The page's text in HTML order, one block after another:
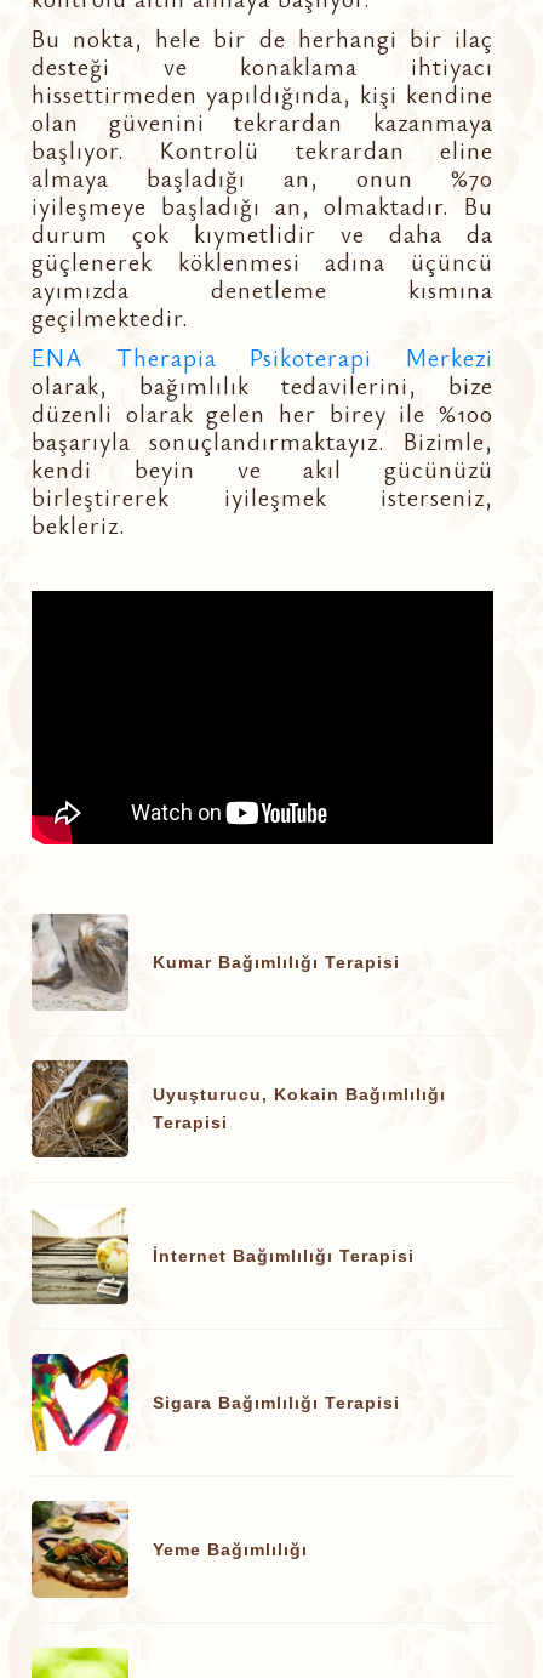
Bu nokta, hele bir de herhangi bir ilaç
desteği ve konaklama ihtiyacı
hissettirmeden yapıldığında, kişi kendine
olan güvenini tekrardan kazanmaya
başlıyor. Kontrolü tekrardan eline
almaya başladığı an, onun %70
iyileşmeye başladığı an, olmaktadır. Bu
durum çok kıymetlidir ve daha da
güçlenerek köklenmesi adına üçüncü
ayımızda denetleme kısmına
geçilmektedir.
ENA Therapia Psikoterapi Merkezi
olarak, bağımlılık tedavilerini, bize
düzenli olarak gelen her birey ile %100
başarıyla sonuçlandırmaktayız. Bizimle,
kendi beyin ve akıl gücünüzü
birleştirerek iyileşmek isterseniz,
bekleriz.
Kumar Bağımlılığı Terapisi
Uyuşturucu, Kokain Bağımlılığı
Terapisi
İnternet Bağımlılığı Terapisi
Sigara Bağımlılığı Terapisi
Yeme Bağımlılığı